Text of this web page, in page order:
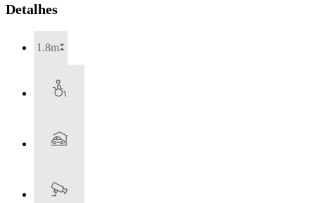
Detalhes
1.8m